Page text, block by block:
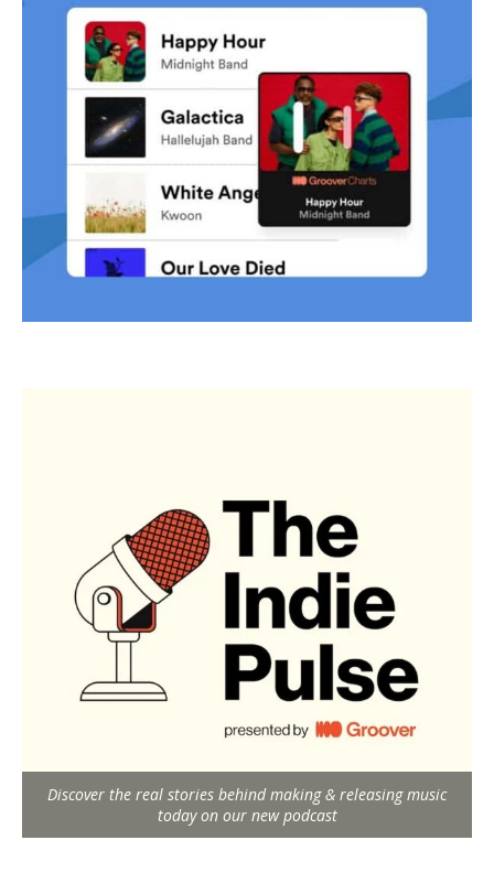
Discover the real stories behind making & releasing music
today on our new podcast